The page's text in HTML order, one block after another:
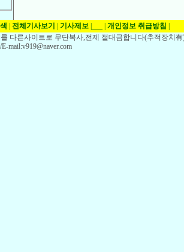
전체기사보기 기사제보 개인정보 취급방침
다른사이트로 무단복사,전제 절대금합니다(추적장치
mail:v919@naver.com